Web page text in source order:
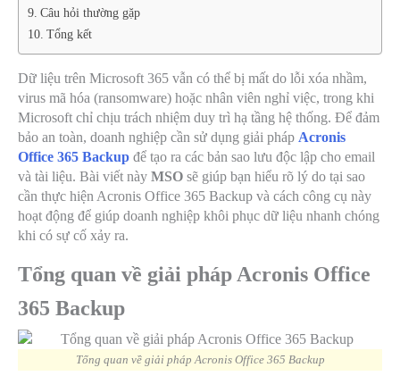
Câu hỏi thường gặp
Tổng kết
Dữ liệu trên Microsoft 365 vẫn có thể bị mất do lỗi xóa nhầm,
virus mã hóa (ransomware) hoặc nhân viên nghỉ việc, trong khi
Microsoft chỉ chịu trách nhiệm duy trì hạ tầng hệ thống. Để đảm
bảo an toàn, doanh nghiệp cần sử dụng giải pháp Acronis
Office 365 Backup để tạo ra các bản sao lưu độc lập cho email
và tài liệu. Bài viết này MSO sẽ giúp bạn hiểu rõ lý do tại sao
cần thực hiện Acronis Office 365 Backup và cách công cụ này
hoạt động để giúp doanh nghiệp khôi phục dữ liệu nhanh chóng
khi có sự cố xảy ra.
Tổng quan về giải pháp Acronis Office
365 Backup
Tổng quan về giải pháp Acronis Office 365 Backup